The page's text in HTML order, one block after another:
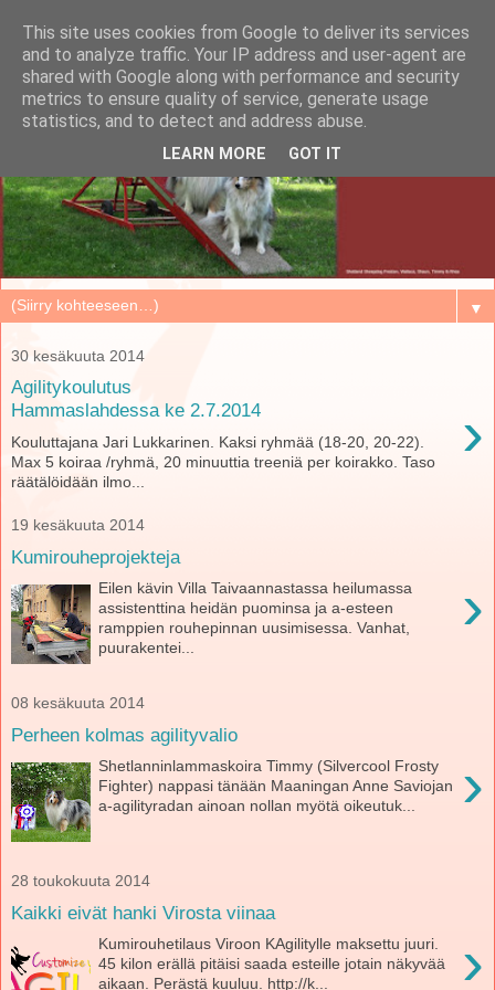
▼
30 kesäkuuta 2014
Agilitykoulutus
Hammaslahdessa ke 2.7.2014
›
Kouluttajana Jari Lukkarinen. Kaksi ryhmää (18-20, 20-22).
Max 5 koiraa /ryhmä, 20 minuuttia treeniä per koirakko. Taso
räätälöidään ilmo...
19 kesäkuuta 2014
Kumirouheprojekteja
›
Eilen kävin Villa Taivaannastassa heilumassa
assistenttina heidän puominsa ja a-esteen
ramppien rouhepinnan uusimisessa. Vanhat,
puurakentei...
08 kesäkuuta 2014
Perheen kolmas agilityvalio
›
Shetlanninlammaskoira Timmy (Silvercool Frosty
Fighter) nappasi tänään Maaningan Anne Saviojan
a-agilityradan ainoan nollan myötä oikeutuk...
28 toukokuuta 2014
Kaikki eivät hanki Virosta viinaa
›
Kumirouhetilaus Viroon KAgilitylle maksettu juuri.
45 kilon erällä pitäisi saada esteille jotain näkyvää
aikaan. Perästä kuuluu. http://k...
This site uses cookies from Google to deliver its services
and to analyze traffic. Your IP address and user-agent are
shared with Google along with performance and security
metrics to ensure quality of service, generate usage
statistics, and to detect and address abuse.
LEARN MORE GOT IT